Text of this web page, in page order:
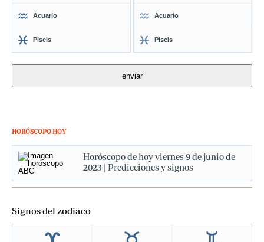
Acuario
Piscis
Acuario
Piscis
HORÓSCOPO HOY
Horóscopo de hoy viernes 9 de junio de
2023 | Predicciones y signos
Signos del zodiaco